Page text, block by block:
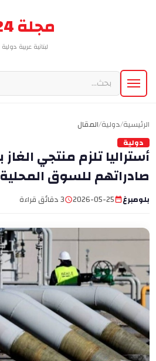
مجلة 24
لبنانية عربية دولية
الرئيسية/دولية/المقال
دولية
صادراتهم للسوق المحلية
بلومبرغ 2026-05-25 3 دقائق قراءة